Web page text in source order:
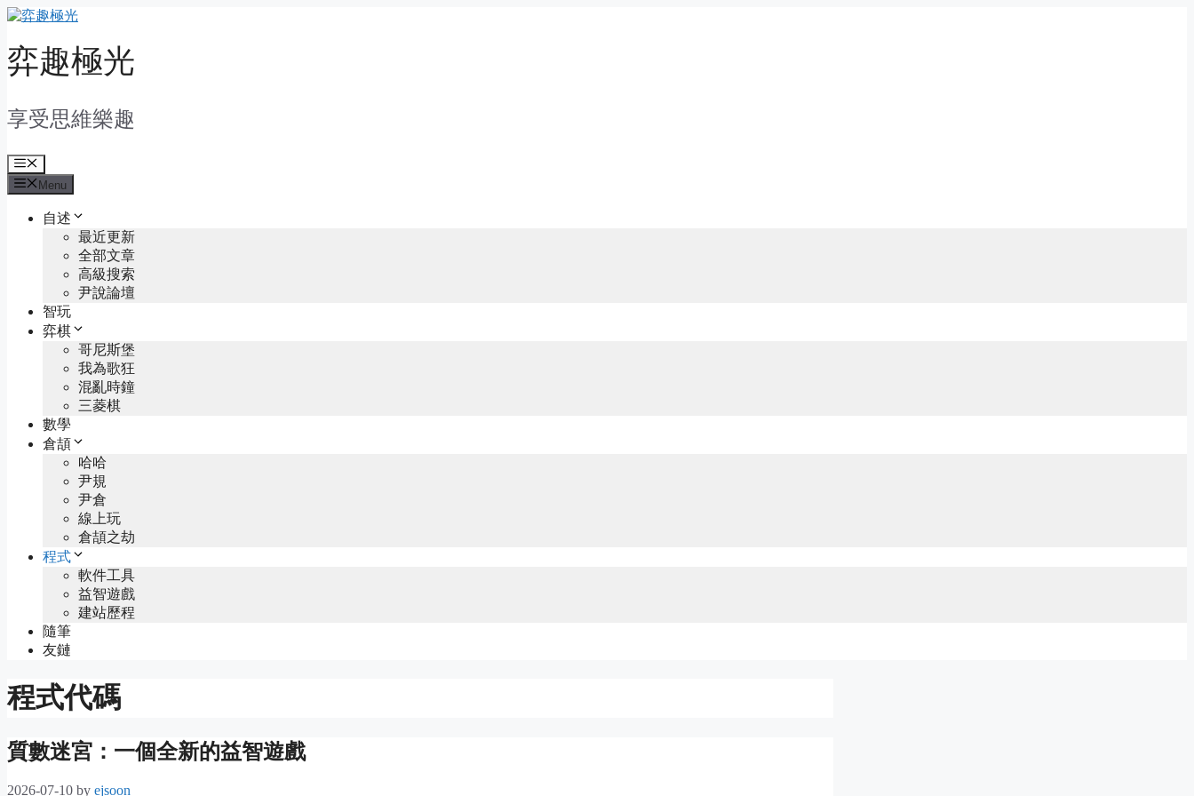
Skip
content
弈趣極光
享受思維樂趣
Menu
Menu
自述
最近更新
全部文章
高級搜索
尹說論壇
智玩
弈棋
哥尼斯堡
我為歌狂
混亂時鐘
三菱棋
數學
倉頡
哈哈
尹規
尹倉
線上玩
倉頡之劫
程式
軟件工具
益智遊戲
建站歷程
隨筆
友鏈
程式代碼
質數迷宮：一個全新的益智遊戲
2026-07-10 by ejsoon